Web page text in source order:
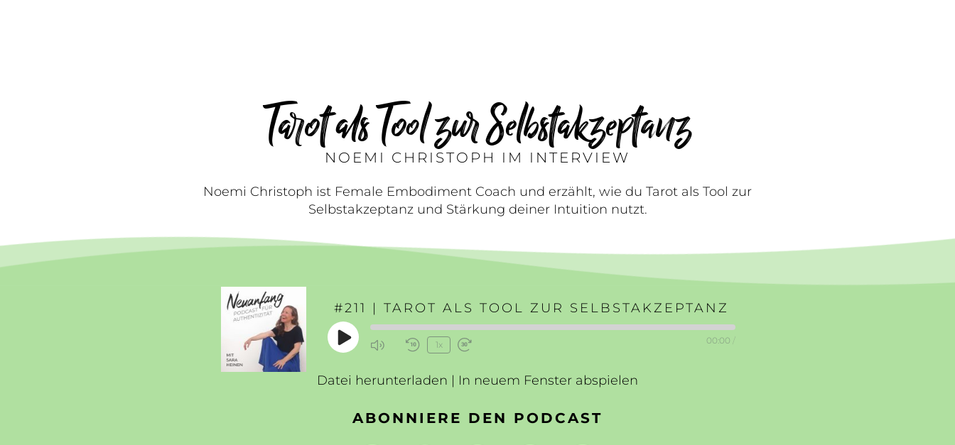
Tarot als Tool zur Selbstakzeptanz
NOEMI CHRISTOPH IM INTERVIEW
Noemi Christoph ist Female Embodiment Coach und erzählt, wie du Tarot als Tool zur
Selbstakzeptanz und Stärkung deiner Intuition nutzt.
#211 | TAROT ALS TOOL ZUR SELBSTAKZEPTANZ
Play
EpisodeMute/Unmute
Rewind
Seconds
1x
30
00:00 /
Datei herunterladen | In neuem Fenster abspielen
ABONNIERE DEN PODCAST